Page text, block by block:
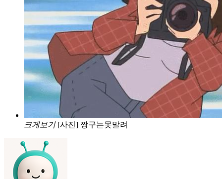
크게보기 [사진] 짱구는못말려